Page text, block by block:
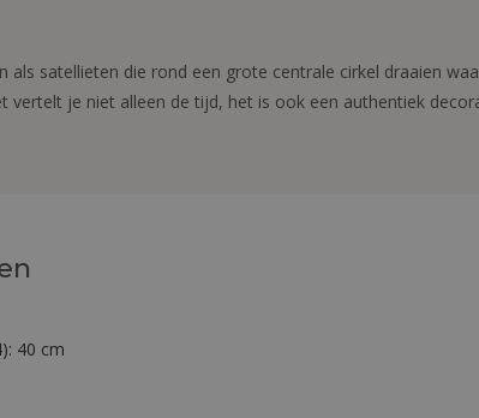
als satellieten die rond een grote centrale cirkel draaien
vertelt je niet alleen de tijd, het is ook een authentiek
40 cm